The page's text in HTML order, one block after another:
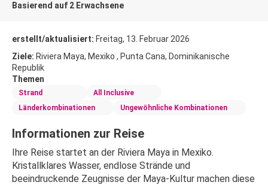
Basierend auf 2 Erwachsene
erstellt/aktualisiert: Freitag, 13. Februar 2026
Ziele: Riviera Maya, Mexiko , Punta Cana, Dominikanische
Republik
Themen
Strand
All Inclusive
Länderkombinationen
Ungewöhnliche Kombinationen
Informationen zur Reise
Ihre Reise startet an der Riviera Maya in Mexiko.
Kristallklares Wasser, endlose Strände und
beeindruckende Zeugnisse der Maya-Kultur machen diese